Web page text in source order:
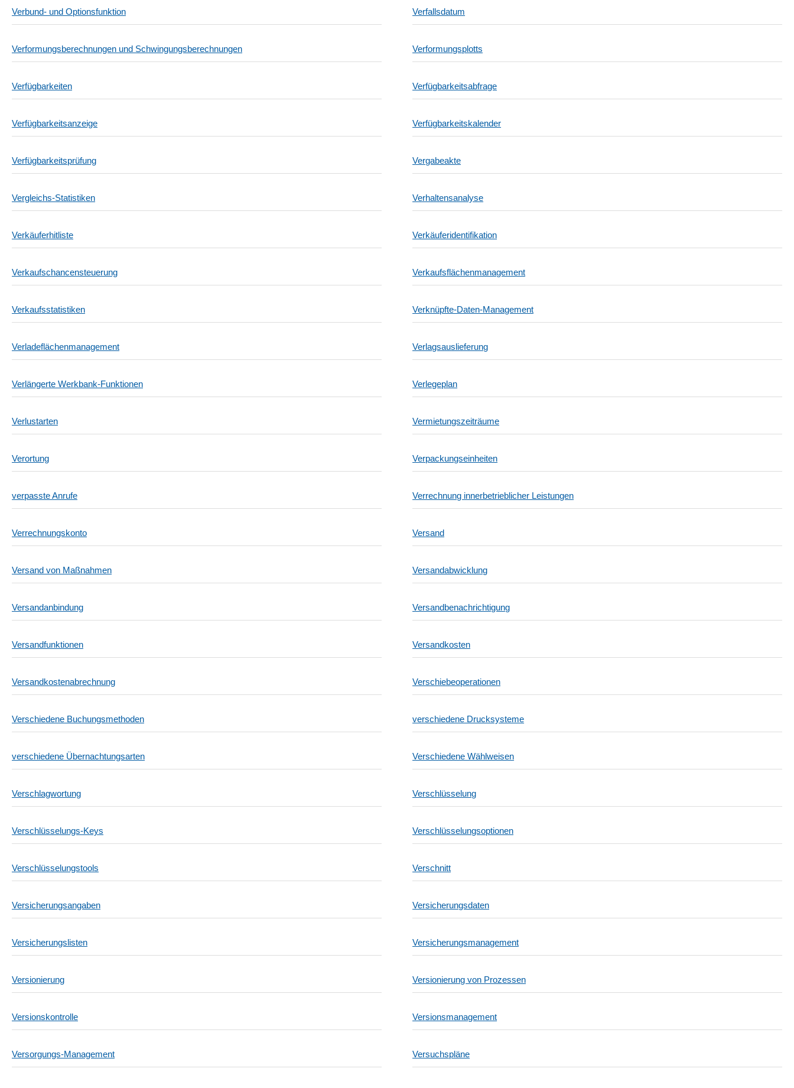
Verbund- und Optionsfunktion Verfallsdatum
Verformungsberechnungen und Schwingungsberechnungen Verformungsplotts
Verfügbarkeiten Verfügbarkeitsabfrage
Verfügbarkeitsanzeige Verfügbarkeitskalender
Verfügbarkeitsprüfung Vergabeakte
Vergleichs-Statistiken Verhaltensanalyse
Verkäuferhitliste Verkäuferidentifikation
Verkaufschancensteuerung Verkaufsflächenmanagement
Verkaufsstatistiken Verknüpfte-Daten-Management
Verladeflächenmanagement Verlagsauslieferung
Verlängerte Werkbank-Funktionen Verlegeplan
Verlustarten Vermietungszeiträume
Verortung Verpackungseinheiten
verpasste Anrufe Verrechnung innerbetrieblicher Leistungen
Verrechnungskonto Versand
Versand von Maßnahmen Versandabwicklung
Versandanbindung Versandbenachrichtigung
Versandfunktionen Versandkosten
Versandkostenabrechnung Verschiebeoperationen
Verschiedene Buchungsmethoden verschiedene Drucksysteme
verschiedene Übernachtungsarten Verschiedene Wählweisen
Verschlagwortung Verschlüsselung
Verschlüsselungs-Keys Verschlüsselungsoptionen
Verschlüsselungstools Verschnitt
Versicherungsangaben Versicherungsdaten
Versicherungslisten Versicherungsmanagement
Versionierung Versionierung von Prozessen
Versionskontrolle Versionsmanagement
Versorgungs-Management Versuchspläne